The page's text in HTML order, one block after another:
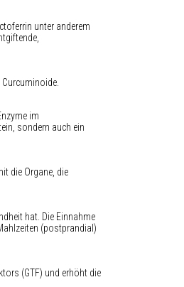
unter anderem
im
sondern auch ein
die Organe, die
hat. Die Einnahme
(postprandial)
(GTF) und erhöht die